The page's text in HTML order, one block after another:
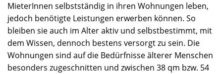
MieterInnen selbstständig in ihren Wohnungen leben,
jedoch benötigte Leistungen erwerben können. So
bleiben sie auch im Alter aktiv und selbstbestimmt, mit
dem Wissen, dennoch bestens versorgt zu sein. Die
Wohnungen sind auf die Bedürfnisse älterer Menschen
besonders zugeschnitten und zwischen 38 qm bzw. 54